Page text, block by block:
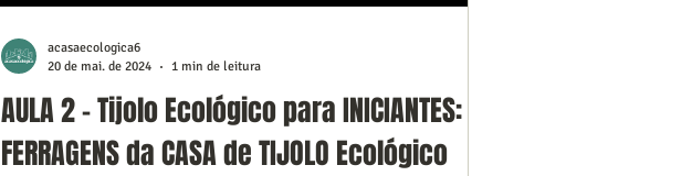
AULA 2 - Tijolo Ecológico para INICIANTES:
FERRAGENS da CASA de TIJOLO Ecológico
acasaecologica6
20 de mai. de 2024
1 min de leitura